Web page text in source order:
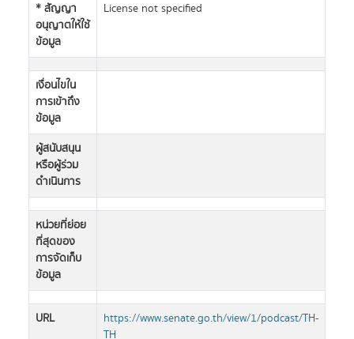
* สัญญา
อนุญาตให้ใช้
ข้อมูล
License not specified
เงื่อนไขใน
การเข้าถึง
ข้อมูล
ผู้สนับสนุน
หรือผู้ร่วม
ดำเนินการ
หน่วยที่ย่อย
ที่สุดของ
การจัดเก็บ
ข้อมูล
URL
https://www.senate.go.th/view/1/podcast/TH-
TH